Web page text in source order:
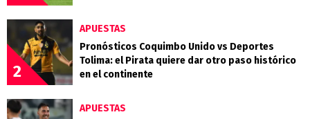
2
APUESTAS
Pronósticos Coquimbo Unido vs Deportes
Tolima: el Pirata quiere dar otro paso histórico
en el continente
APUESTAS